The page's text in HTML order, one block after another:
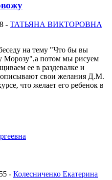
- ТАТЬЯНА ВИКТОРОВНА
на тему "Что бы вы
Морозу",а потом мы рисуем
ее в раздевалке и
свои желания Д.М.
что желает его ребенок в
- Колесниченко Екатерина